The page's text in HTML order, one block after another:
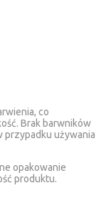
co
Brak barwników
używania
opakowanie
produktu.